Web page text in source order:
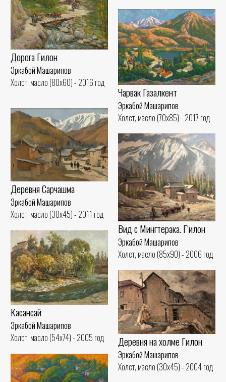
Дорога Гилон
Эркабой Машарипов
Холст, масло (80x60) - 2016 год
Чарвак Газалкент
Эркабой Машарипов
Холст, масло (70x85) - 2017 год
Деревня Сарчашма
Эркабой Машарипов
Холст, масло (30x45) - 2011 год
Вид с Мингтерака. Гʻилон
Эркабой Машарипов
Холст, масло (85x90) - 2006 год
Касансай
Эркабой Машарипов
Холст, масло (54x74) - 2005 год
Деревня на холме Гилон
Эркабой Машарипов
Холст, масло (30x45) - 2004 год